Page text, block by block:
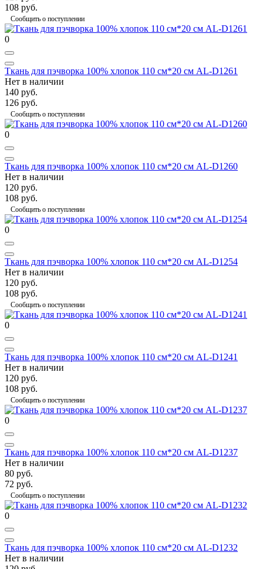
108 руб.
Сообщить о поступлении
0
Ткань для пэчворка 100% хлопок 110 см*20 см AL-D1261
Нет в наличии
140 руб.
126 руб.
Сообщить о поступлении
0
Ткань для пэчворка 100% хлопок 110 см*20 см AL-D1260
Нет в наличии
120 руб.
108 руб.
Сообщить о поступлении
0
Ткань для пэчворка 100% хлопок 110 см*20 см AL-D1254
Нет в наличии
120 руб.
108 руб.
Сообщить о поступлении
0
Ткань для пэчворка 100% хлопок 110 см*20 см AL-D1241
Нет в наличии
120 руб.
108 руб.
Сообщить о поступлении
0
Ткань для пэчворка 100% хлопок 110 см*20 см AL-D1237
Нет в наличии
80 руб.
72 руб.
Сообщить о поступлении
0
Ткань для пэчворка 100% хлопок 110 см*20 см AL-D1232
Нет в наличии